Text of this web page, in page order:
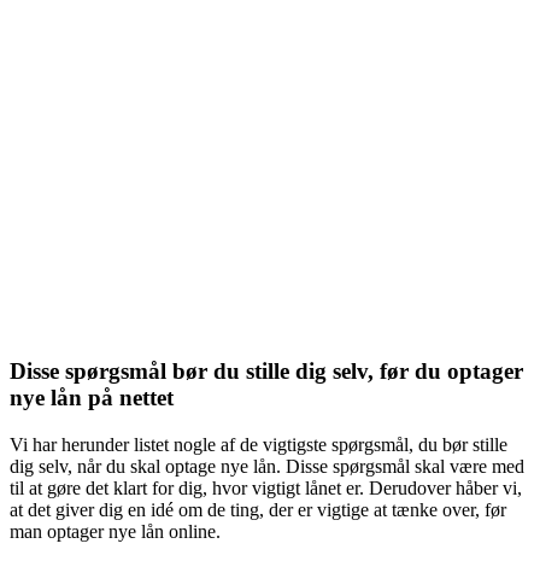
Disse spørgsmål bør du stille dig selv, før du optager
nye lån på nettet
Vi har herunder listet nogle af de vigtigste spørgsmål, du bør stille
dig selv, når du skal optage nye lån. Disse spørgsmål skal være med
til at gøre det klart for dig, hvor vigtigt lånet er. Derudover håber vi,
at det giver dig en idé om de ting, der er vigtige at tænke over, før
man optager nye lån online.